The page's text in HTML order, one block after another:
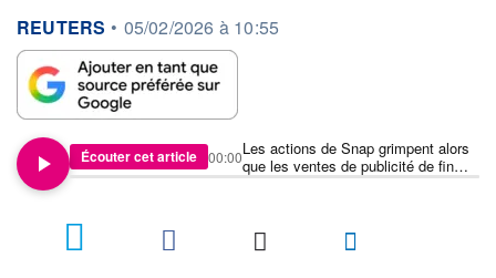
information fournie par
REUTERS • 05/02/2026 à 10:55
Écouter cet article
Les actions de Snap grimpent alors
que les ventes de publicité de fin
d'année dopent le chiffre d'affaires
00:00